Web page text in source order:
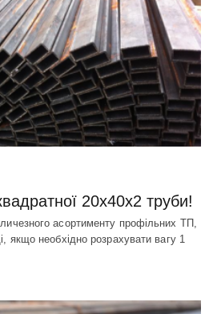
20х40х2 труби!
асортименту профільних ТП,
якщо необхідно розрахувати вагу 1